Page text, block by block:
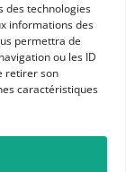
des technologies
informations des
permettra de
ou les ID
retirer son
caractéristiques
02